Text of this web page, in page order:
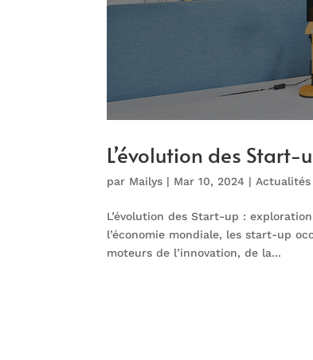
L’évolution des
par Mailys | Mar 10, 2024 |Actualités
L’évolution des Start-up :
l’économie mondiale, les start-up
moteurs de l’innovation, de la...